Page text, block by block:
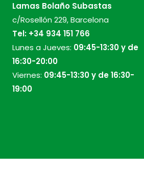
Lamas Bolaño Subastas
c/Rosellón 229, Barcelona
Tel: +34 934 151 766
Lunes a Jueves: 09:45-13:30 y de
16:30-20:00
Viernes: 09:45-13:30 y de 16:30-
19:00